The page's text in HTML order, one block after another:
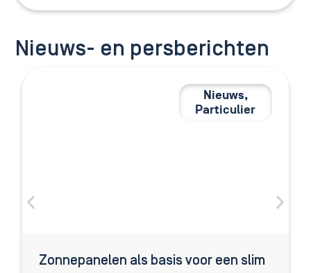
Nieuws- en persberichten
Nieuws,
Particulier
Zonnepanelen als basis voor een slim